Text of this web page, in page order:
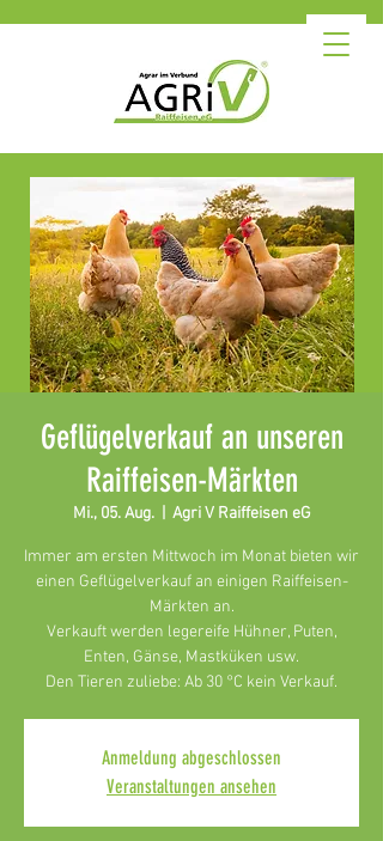
Geflügelverkauf an unseren
Raiffeisen-Märkten
Mi., 05. Aug.
  |
Agri V Raiffeisen eG
Immer am ersten Mittwoch im Monat bieten wir
einen Geflügelverkauf an einigen Raiffeisen-
Märkten an.
Verkauft werden legereife Hühner, Puten,
Enten, Gänse, Mastküken usw.
Den Tieren zuliebe: Ab 30 °C kein Verkauf.
Anmeldung abgeschlossen
Veranstaltungen ansehen